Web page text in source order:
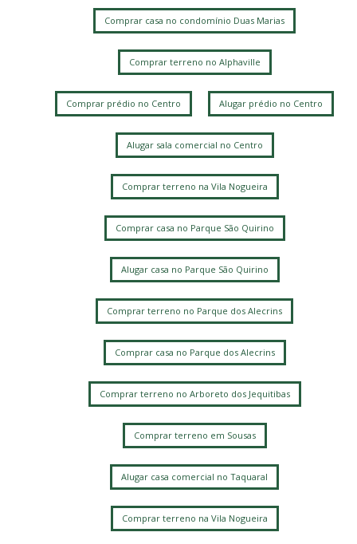
Comprar casa no condomínio Duas Marias
Comprar terreno no Alphaville
Comprar prédio no Centro Alugar prédio no Centro
Alugar sala comercial no Centro
Comprar terreno na Vila Nogueira
Comprar casa no Parque São Quirino
Alugar casa no Parque São Quirino
Comprar terreno no Parque dos Alecrins
Comprar casa no Parque dos Alecrins
Comprar terreno no Arboreto dos Jequitibas
Comprar terreno em Sousas
Alugar casa comercial no Taquaral
Comprar terreno na Vila Nogueira